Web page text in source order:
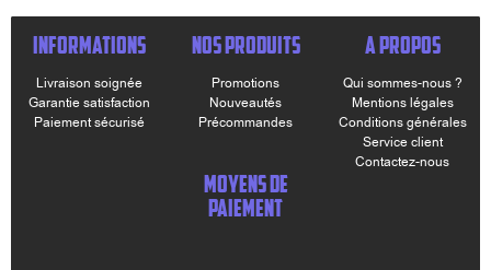
INFORMATIONS
Livraison soignée
Garantie satisfaction
Paiement sécurisé
NOS PRODUITS
Promotions
Nouveautés
Précommandes
A PROPOS
Qui sommes-nous ?
Mentions légales
Conditions générales
Service client
Contactez-nous
MOYENS DE
PAIEMENT